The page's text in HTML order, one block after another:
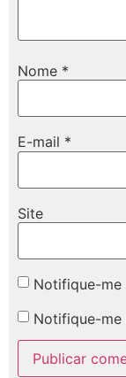
Nome *
E-mail *
Site
Notifique-me
Notifique-me